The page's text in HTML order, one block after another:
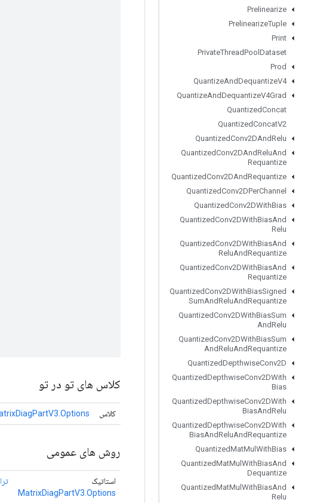
Prelinearize
PrelinearizeTuple
Print
PrivateThreadPool Dataset
Prod
QuantizeAndDequantizeV4
QuantizeAndDequantizeV4Grad
QuantizedConcat
QuantizedConcatV2
QuantizedConv2DAndRelu
QuantizedConv2DAndReluAnd
Requantize
QuantizedConv2DAndRequantize
QuantizedConv2DPerChannel
QuantizedConv2DWithBias
QuantizedConv2DWithBiasAnd
Relu
QuantizedConv2DWithBiasAnd
ReluAndRequantize
QuantizedConv2DWithBiasAnd
Requantize
QuantizedConv2DWithBiasSigned
SumAndReluAndRequantize
QuantizedConv2DWithBiasSum
AndRelu
QuantizedConv2DWithBiasSum
AndReluAndRequantize
QuantizedDepthwiseConv2D
QuantizedDepthwiseConv2DWith
Bias
QuantizedDepthwiseConv2DWith
BiasAndRelu
QuantizedDepthwiseConv2DWith
BiasAndReluAndRequantize
QuantizedMatMul WithBias
QuantizedMatMul WithBiasAnd
Dequantize
QuantizedMatMul WithBiasAnd
Relu
کلاس های تو در تو
کلاس
روش های عمومی
استاتیک
MatrixDiagPartV3.Options